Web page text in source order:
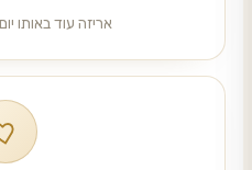
אריזה עוד באותו